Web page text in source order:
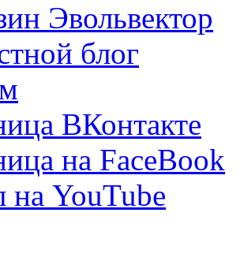
Эвольвектор
блог
ВКонтакте
на FaceBook
на YouTube